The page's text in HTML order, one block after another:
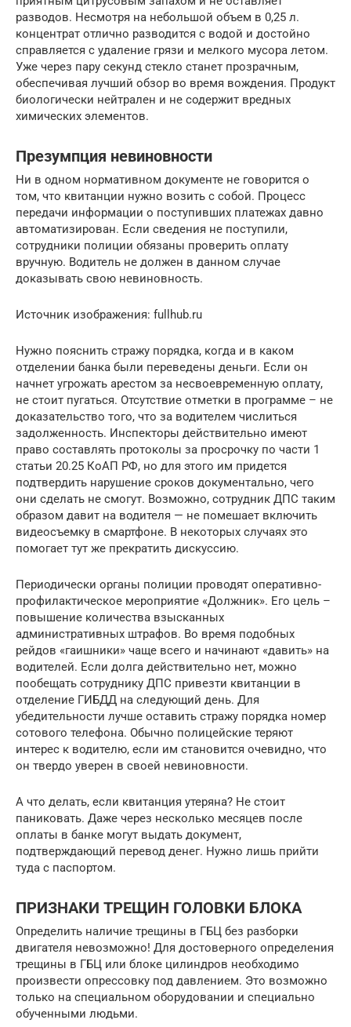
разводов. Несмотря на небольшой объем в 0,25 л.
концентрат отлично разводится с водой и достойно
справляется с удаление грязи и мелкого мусора летом.
Уже через пару секунд стекло станет прозрачным,
обеспечивая лучший обзор во время вождения. Продукт
биологически нейтрален и не содержит вредных
химических элементов.
Презумпция невиновности
Ни в одном нормативном документе не говорится о
том, что квитанции нужно возить с собой. Процесс
передачи информации о поступивших платежах давно
автоматизирован. Если сведения не поступили,
сотрудники полиции обязаны проверить оплату
вручную. Водитель не должен в данном случае
доказывать свою невиновность.
Источник изображения: fullhub.ru
Нужно пояснить стражу порядка, когда и в каком
отделении банка были переведены деньги. Если он
начнет угрожать арестом за несвоевременную оплату,
не стоит пугаться. Отсутствие отметки в программе – не
доказательство того, что за водителем числиться
задолженность. Инспекторы действительно имеют
право составлять протоколы за просрочку по части 1
статьи 20.25 КоАП РФ, но для этого им придется
подтвердить нарушение сроков документально, чего
они сделать не смогут. Возможно, сотрудник ДПС таким
образом давит на водителя — не помешает включить
видеосъемку в смартфоне. В некоторых случаях это
помогает тут же прекратить дискуссию.
Периодически органы полиции проводят оперативно-
профилактическое мероприятие «Должник». Его цель –
повышение количества взысканных
административных штрафов. Во время подобных
рейдов «гаишники» чаще всего и начинают «давить» на
водителей. Если долга действительно нет, можно
пообещать сотруднику ДПС привезти квитанции в
отделение ГИБДД на следующий день. Для
убедительности лучше оставить стражу порядка номер
сотового телефона. Обычно полицейские теряют
интерес к водителю, если им становится очевидно, что
он твердо уверен в своей невиновности.
А что делать, если квитанция утеряна? Не стоит
паниковать. Даже через несколько месяцев после
оплаты в банке могут выдать документ,
подтверждающий перевод денег. Нужно лишь прийти
туда с паспортом.
ПРИЗНАКИ ТРЕЩИН ГОЛОВКИ БЛОКА
Определить наличие трещины в ГБЦ без разборки
двигателя невозможно! Для достоверного определения
трещины в ГБЦ или блоке цилиндров необходимо
произвести опрессовку под давлением. Это возможно
только на специальном оборудовании и специально
обученными людьми.